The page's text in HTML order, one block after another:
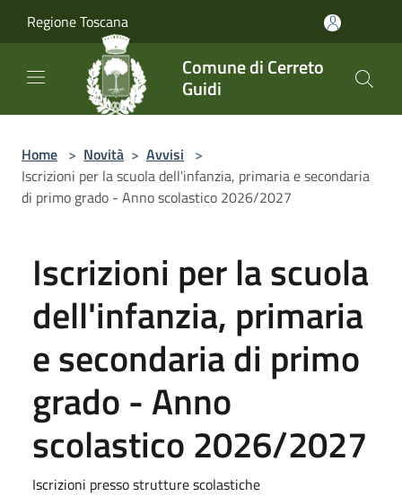
Regione Toscana
Comune di Cerreto
Guidi
Home > Novità > Avvisi >
Iscrizioni per la scuola dell'infanzia, primaria e secondaria
di primo grado - Anno scolastico 2026/2027
Iscrizioni per la scuola
dell'infanzia, primaria
e secondaria di primo
grado - Anno
scolastico 2026/2027
Iscrizioni presso strutture scolastiche